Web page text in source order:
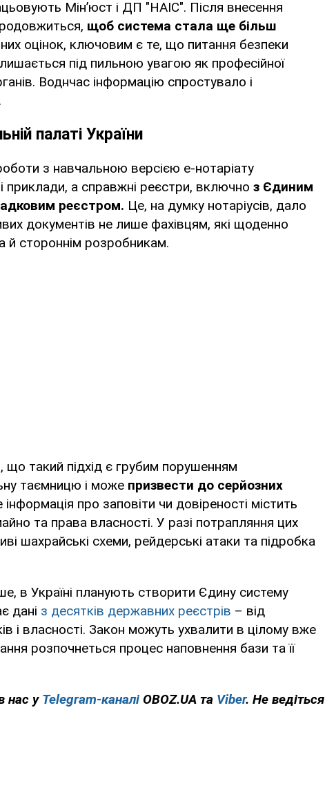
Мін’юст і ДП "НАІС". Після внесення
щоб система стала ще більш
оцінок, ключовим є те, що питання безпеки
під пильною увагою як професійної
Воднчас інформацію спростувало і
палаті України
з навчальною версією е-нотаріату
приклади, а справжні реєстри, включно з Єдиним
реєстром. Це, на думку нотаріусів, дало
документів не лише фахівцям, які щоденно
й стороннім розробникам.
такий підхід є грубим порушенням
таємницю і може призвести до серйозних
про заповіти чи довіреності містить
та права власності. У разі потрапляння цих
шахрайські схеми, рейдерські атаки та підробка
в Україні планують створити Єдину систему
дані з десятків державних реєстрів – від
і власності. Закон можуть ухвалити в цілому вже
розпочнеться процес наповнення бази та її
нас у Telegram-каналі OBOZ.UA та Viber. Не ведіться